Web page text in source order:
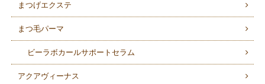
まつげエクステ
まつ毛パーマ
ビーラボカールサポートセラム
アクアヴィーナス